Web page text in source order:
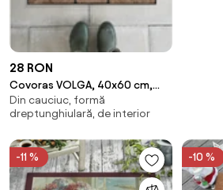
28 RON
Covoras VOLGA, 40x60 cm,
forma dreptunghiulara, PVC,
maro
Din cauciuc, formă
dreptunghiulară, de interior
-11 % -10 %